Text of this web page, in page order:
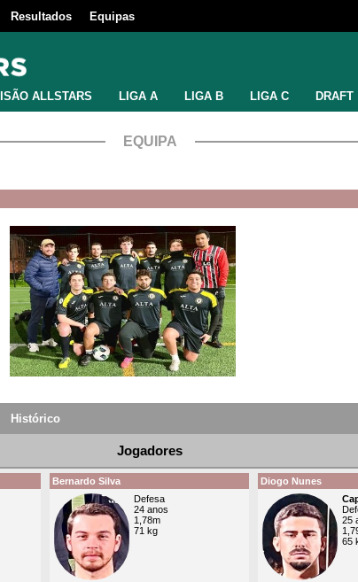
Resultados Equipas
ALLSTARS LIGA A LIGA B LIGA C DRAFT
EQUIPA
Histórico
Jogadores
Bernardo Silva
Defesa
24 anos
1,78m
71 kg
Diogo Nunes
25
65